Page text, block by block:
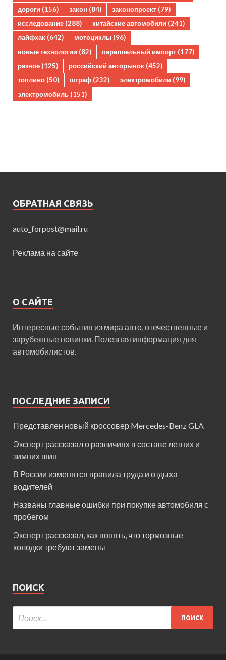
дороги (156) закон (84) законопроект (79)
исследование (288) китайские автомобили (241)
лайфхак (642) мотоциклы (96)
новые технологии (82) параллельный импорт (177)
разное (125) российский авторынок (452)
топливо (50) штраф (232) электромобили (99)
электромобиль (151)
ОБРАТНАЯ СВЯЗЬ
auto_forpost@mail.ru
Реклама на сайте
О САЙТЕ
Интересные события из мира авто, отечественные и
зарубежные новинки. Полезная информация для
автомобилистов.
ПОСЛЕДНИЕ ЗАПИСИ
Представлен новый кроссовер Mercedes-Benz GLA
Эксперт рассказал о различиях в составе летних и
зимних шин
В России изменятся правила труда и отдыха
водителей
Названы главные ошибки при покупке автомобиля с
пробегом
Эксперт рассказал, как понять, что тормозные
колодки требуют замены
ПОИСК